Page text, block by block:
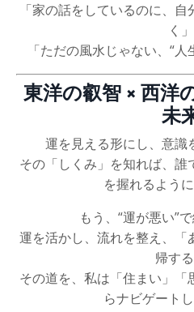
「家の話をしているのに、
く」
「ただの風水じゃない、“人
東洋の叡智 × 西洋
未
運を見える形にし、意
その「しくみ」を知れば、
を握れるように
もう、“運が悪い”
運を活かし、流れを整え、「
帰する
その道を、私は「住まい」
らナビゲートし